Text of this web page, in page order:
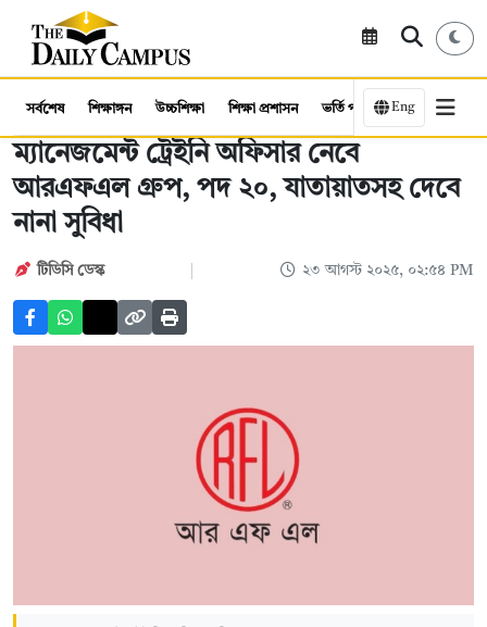
সর্বশেষ শিক্ষাঙ্গন উচ্চশিক্ষা শিক্ষা প্রশাসন ভর্তি পরীক্ষা কর্মসংস্থান
Eng
ম্যানেজমেন্ট ট্রেইনি অফিসার নেবে
আরএফএল গ্রুপ, পদ ২০, যাতায়াতসহ দেবে
নানা সুবিধা
টিডিসি ডেস্ক ২৩ আগস্ট ২০২৫, ০২:৫৪ PM